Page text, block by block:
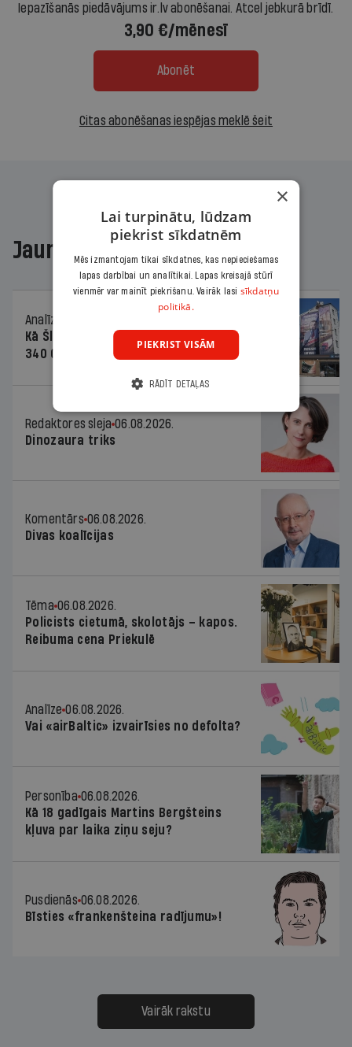
Iepazīšanās piedāvājums ir.lv abonēšanai. Atcel jebkurā brīdī.
3,90 €/mēnesī
Abonēt
Citas abonēšanas iespējas meklē šeit
Jaunākajā žurnālā
Analīze
Kā Šlesera partija palika nesodīta par
340 000 vērtu reklāmas kampaņu
Redaktores sleja 06.08.2026.
Dinozaura triks
Komentārs 06.08.2026.
Divas koalīcijas
Tēma 06.08.2026.
Policists cietumā, skolotājs – kapos.
Reibuma cena Priekulē
Analīze 06.08.2026.
Vai «airBaltic» izvairīsies no defolta?
Personība 06.08.2026.
Kā 18 gadīgais Martins Bergšteins
kļuva par laika ziņu seju?
Pusdienās 06.08.2026.
Bīsties «frankenšteina radījumu»!
Vairāk rakstu
×
Lai turpinātu, lūdzam
piekrist sīkdatnēm
Mēs izmantojam tikai sīkdatnes, kas nepieciešamas
lapas darbībai un analītikai. Lapas kreisajā stūrī
vienmēr var mainīt piekrišanu. Vairāk lasi sīkdatņu
politikā.
PIEKRIST VISĀM
RĀDĪT DETAĻAS